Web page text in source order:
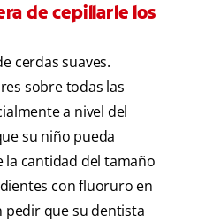
de cepillarle los
cerdas suaves.
sobre todas las
a nivel del
su niño pueda
la cantidad del tamaño
con fluoruro en
pedir que su dentista